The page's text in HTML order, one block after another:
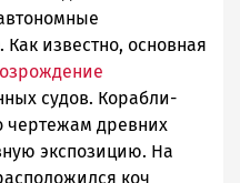
известно, основная
судов. Корабли-
чертежам древних
экспозицию. На
коч